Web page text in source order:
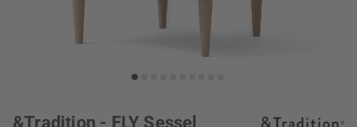
&Tradition - FLY Sessel